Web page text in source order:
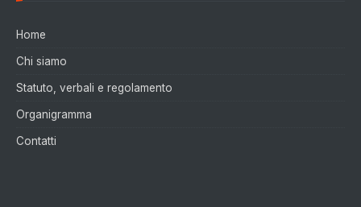
Home
Chi siamo
Statuto, verbali e regolamento
Organigramma
Contatti